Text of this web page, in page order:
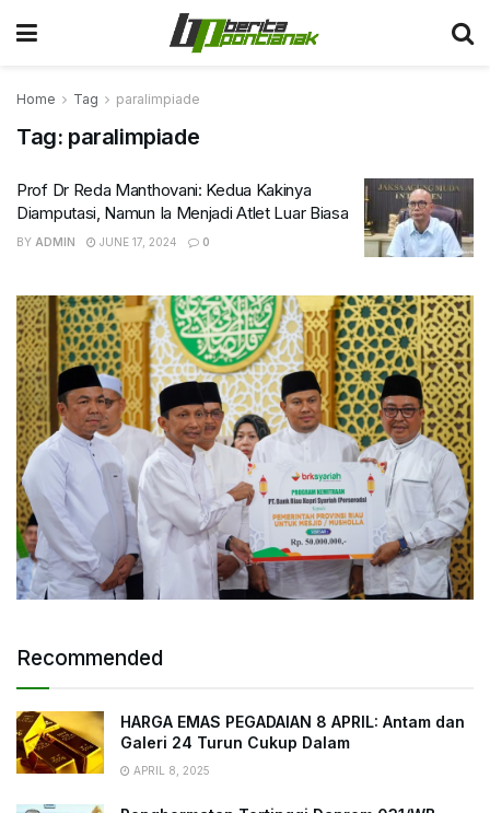
Home Tag paralimpiade
Tag: paralimpiade
Prof Dr Reda Manthovani: Kedua Kakinya
Diamputasi, Namun Ia Menjadi Atlet Luar Biasa
BY ADMIN JUNE 17, 2024 0
Recommended
HARGA EMAS PEGADAIAN 8 APRIL: Antam dan
Galeri 24 Turun Cukup Dalam
APRIL 8, 2025